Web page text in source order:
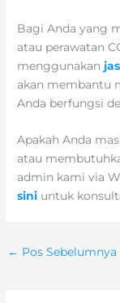
Bagi Anda yang
atau perawatan
menggunakan
akan membantu
Anda berfungsi
Apakah Anda
atau
admin kami via
sini untuk
← Pos Sebelumnya